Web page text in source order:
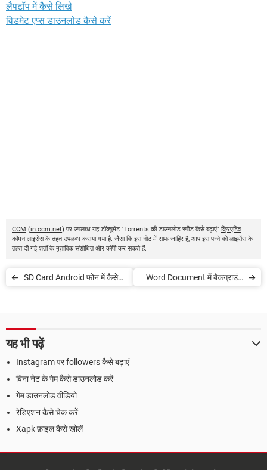
लैपटॉप में कैसे लिखे
विडमेट एप्स डाउनलोड कैसे करें
CCM (in.ccm.net) पर उपलब्ध यह डॉक्युमेंट "Torrents की डाउनलोड स्पीड कैसे बढ़ाएं" क्रिएटिव
कॉमनलाइसेंस के तहत उपलब्ध कराया गया है. जैसा कि इस नोट में साफ जाहिर है, आप इस पन्ने को लाइसेंस के
तहत दी गई शर्तों के मुताबिक संशोधित और कॉपी कर सकते हैं.
SD Card Android फोन में कैसे
Word Document में बैकग्राउंड
यह भी पढ़ें
Instagram पर followers कैसे बढ़ाएं
बिना नेट के गेम कैसे डाउनलोड करें
गेम डाउनलोड वीडियो
रेडिएशन कैसे चेक करें
Xapk फ़ाइल कैसे खोलें